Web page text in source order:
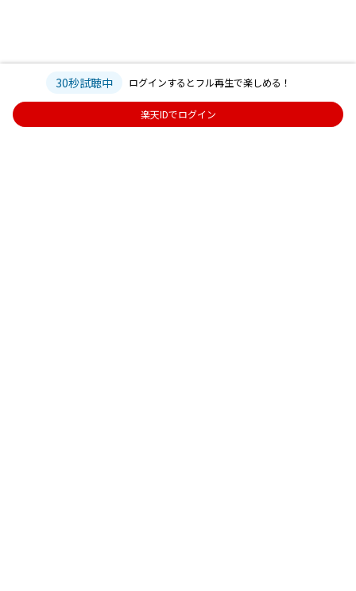
30秒試聴中 ログインするとフル再生で楽しめる！
楽天IDでログイン